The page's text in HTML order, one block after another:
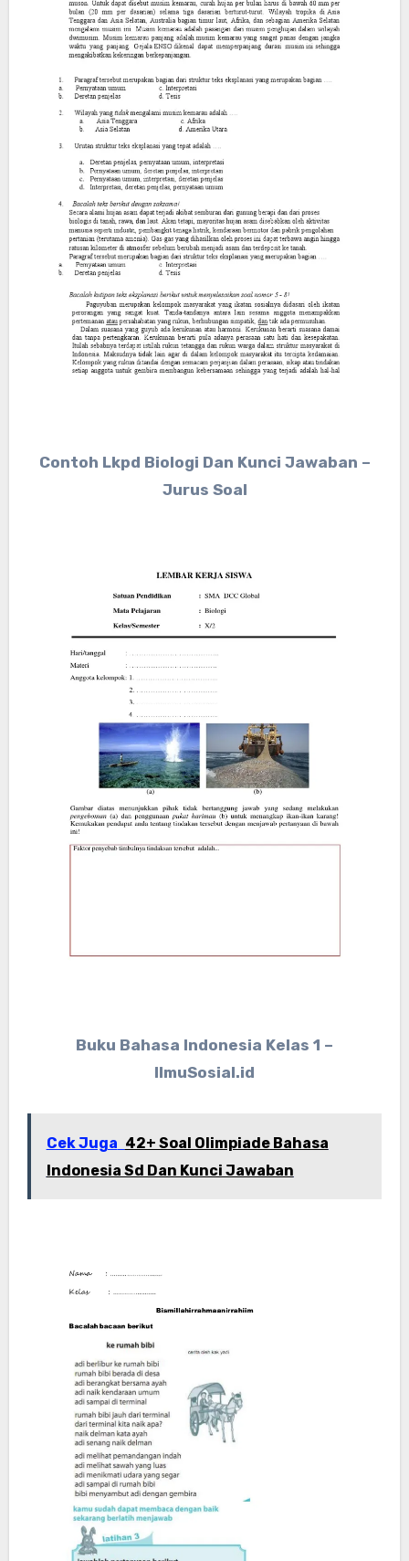
Contoh Lkpd Biologi Dan Kunci Jawaban –
Jurus Soal
Buku Bahasa Indonesia Kelas 1 –
IlmuSosial.id
Cek Juga 42+ Soal Olimpiade Bahasa
Indonesia Sd Dan Kunci Jawaban